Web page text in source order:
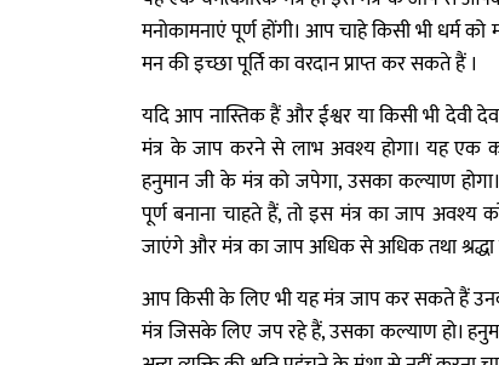
मनोकामनाएं पूर्ण होंगी। आप चाहे किसी भी धर्म
मन की इच्छा पूर्ति का वरदान प्राप्त कर सकते हैं ।
यदि आप नास्तिक हैं और ईश्वर या किसी भी देवी
मंत्र के जाप करने से लाभ अवश्य होगा। यह एक
हनुमान जी के मंत्र को जपेगा, उसका कल्याण
पूर्ण बनाना चाहते हैं, तो इस मंत्र का जाप
जाएंगे और मंत्र का जाप अधिक से अधिक तथा
आप किसी के लिए भी यह मंत्र जाप कर सकते हैं
मंत्र जिसके लिए जप रहे हैं, उसका कल्याण हो।